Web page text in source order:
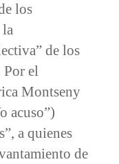
los
de los
el
Montseny
acuso”)
a quienes
de